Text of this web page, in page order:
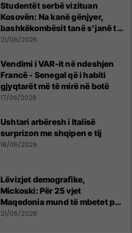
Studentët serbë vizituan
Kosovën: Na kanë gënjyer,
bashkëkombësit tanë s’janë të
shtypur
21/06/2026
Vendimi i VAR-it në ndeshjen
Francë - Senegal që i habiti
gjyqtarët më të mirë në botë
17/06/2026
Ushtari arbëresh i Italisë
surprizon me shqipen e tij
18/06/2026
Lëvizjet demografike,
Mickoski: Për 25 vjet
Maqedonia mund të mbetet pa
150 mijë deri në 250 mijë
21/06/2026